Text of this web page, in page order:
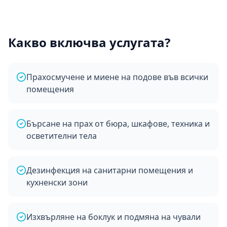
Какво включва услугата?
Прахосмучене и миене на подове във всички
помещения
Бърсане на прах от бюра, шкафове, техника и
осветителни тела
Дезинфекция на санитарни помещения и
кухненски зони
Изхвърляне на боклук и подмяна на чували